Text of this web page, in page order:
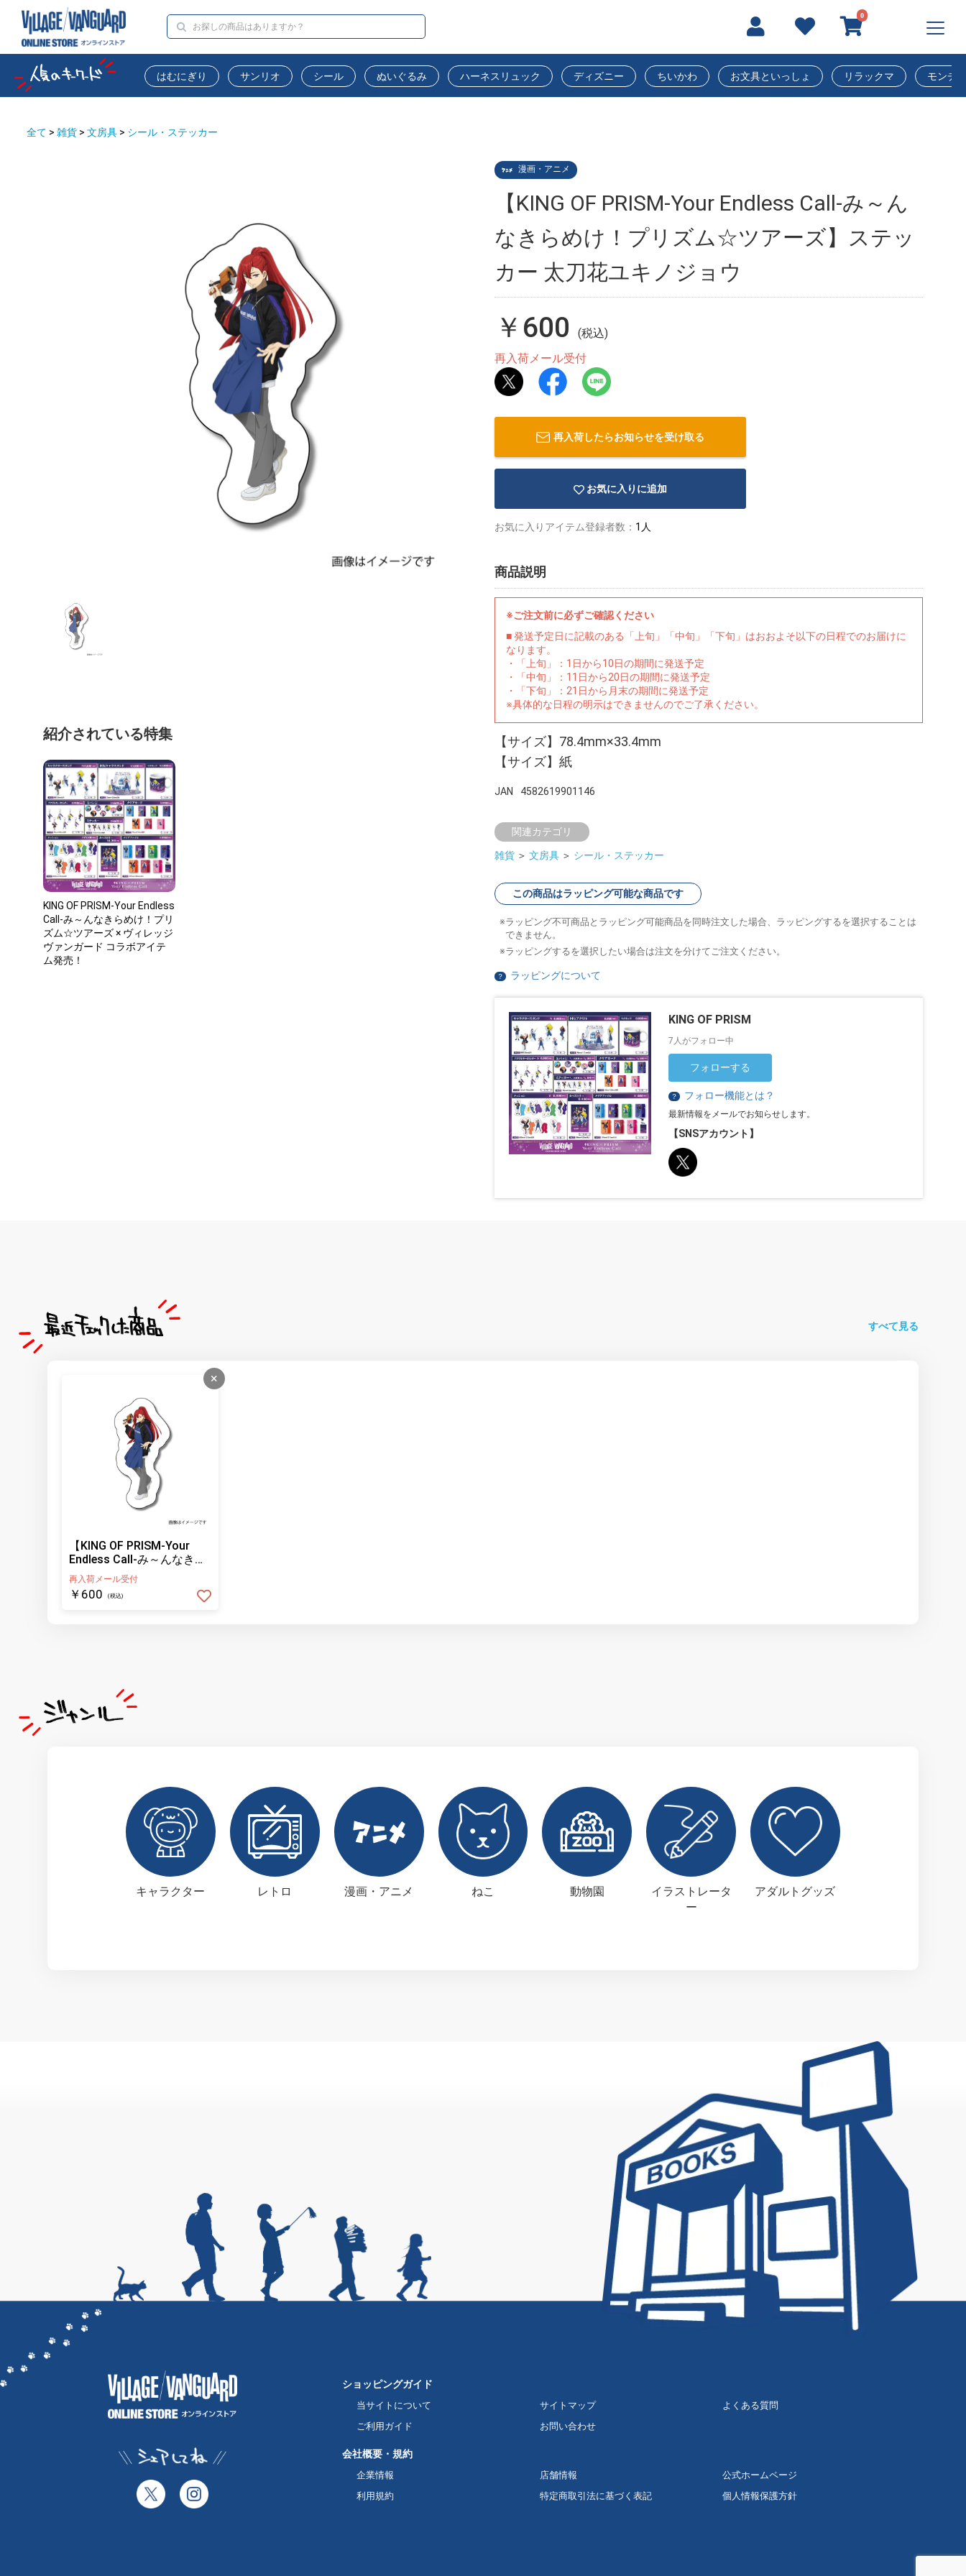
0
はむにぎり サンリオ シール ぬいぐるみ ハーネスリュック ディズニー ちいかわ お文具といっしょ リラックマ モンチ
全て > 雑貨 > 文房具 > シール・ステッカー
漫画・アニメ
【KING OF PRISM-Your Endless Call-み～ん
なきらめけ！プリズム☆ツアーズ】ステッ
カー 太刀花ユキノジョウ
￥600
(税込)
再入荷メール受付
再入荷したらお知らせを受け取る
お気に入りに追加
お気に入りアイテム登録者数： 1人
商品説明
※ご注文前に必ずご確認ください
■ 発送予定日に記載のある「上旬」「中旬」「下旬」はおおよそ以下の日程でのお届けに
なります。
・「上旬」：1日から10日の期間に発送予定
・「中旬」：11日から20日の期間に発送予定
・「下旬」：21日から月末の期間に発送予定
※具体的な日程の明示はできませんのでご了承ください。
【サイズ】78.4mm×33.4mm
【サイズ】紙
JAN 4582619901146
関連カテゴリ
雑貨 ＞ 文房具 ＞ シール・ステッカー
この商品はラッピング可能な商品です
ラッピング不可商品とラッピング可能商品を同時注文した場合、ラッピングするを選択することは
できません。
ラッピングするを選択したい場合は注文を分けてご注文ください。
？ ラッピングについて
KING OF PRISM
7人がフォロー中
フォローする
？ フォロー機能とは？
最新情報をメールでお知らせします。
【SNSアカウント】
紹介されている特集
KING OF PRISM-Your Endless
Call-み～んなきらめけ！プリ
ズム☆ツアーズ × ヴィレッジ
ヴァンガード コラボアイテ
ム発売！
すべて見る
×
【KING OF PRISM-Your
Endless Call-み～んなきら
めけ！プリズム☆ツアー
ズ】ステッカー 太刀花ユキ
ノジョウ
再入荷メール受付
￥600 (税込)
キャラクター レトロ 漫画・アニメ ねこ 動物園
イラストレータ
ー
アダルトグッズ
ショッピングガイド
当サイトについて サイトマップ
よくある質問
ご利用ガイド
お問い合わせ
会社概要・規約
企業情報 店舗情報
公式ホームページ
利用規約
特定商取引法に基づく表記 個人情報保護方針